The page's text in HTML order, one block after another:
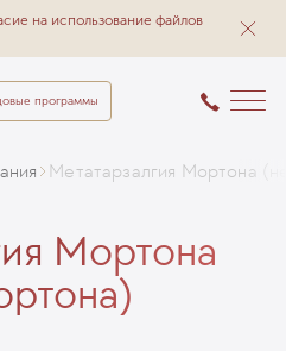
на использование файлов
программы
Метатарзалгия Мортона
Мортона